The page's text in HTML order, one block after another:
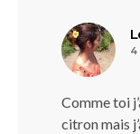
4
Comme toi
citron mais